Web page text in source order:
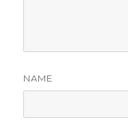
NAME